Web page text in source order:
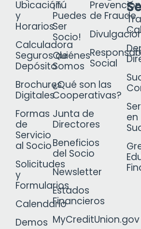
Ubicación
y
Horarios
Calculadora
Seguros de
Depósito
Brochures
Digitales
Formas
de
Servicio
al Socio
Solicitudes
y
Formularios
Calendario
Demos
¡Tú
Puedes
Ser
Socio!
Quiénes
Somos
¿Qué son las
Cooperativas?
Junta de
Directores
Beneficios
del Socio
Newsletter
Estados
Financieros
MyCreditUnion.gov
Prevención
de Fraude
Social
en